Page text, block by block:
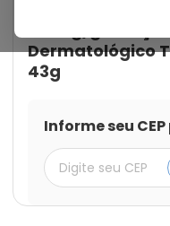
Dermatológico
43g
Informe seu